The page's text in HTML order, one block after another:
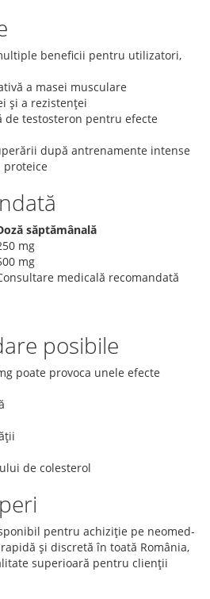
beneficii pentru utilizatori,
a masei musculare
și a rezistenței
de testosteron pentru efecte
după antrenamente intense
proteice
săptămânală
mg
mg
medicală recomandată
posibile
poate provoca unele efecte
de colesterol
pentru achiziție pe neomed-
și discretă în toată România,
superioară pentru clienții